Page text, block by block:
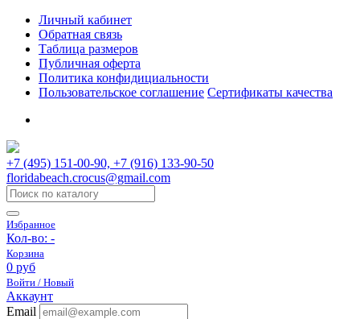
Личный кабинет
Обратная связь
Таблица размеров
Публичная оферта
Политика конфидициальности
Пользовательское соглашение Сертификаты качества
+7 (495) 151-00-90, +7 (916) 133-90-50
floridabeach.crocus@gmail.com
Избранное
Кол-во: -
Корзина
0 руб
Войти / Новый
Аккаунт
Email